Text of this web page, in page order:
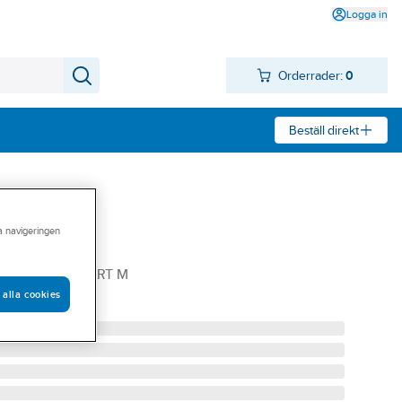
Logga in
Orderrader: 0
Beställ direkt
DAM SVART M
navigeringen
alla cookies